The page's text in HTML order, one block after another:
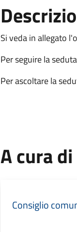
Si veda in allegato
Per seguire la
Per ascoltare la
A cura di
Consiglio